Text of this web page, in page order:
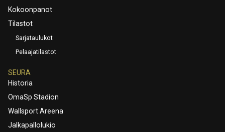
Kokoonpanot
Tilastot
Sarjataulukot
Pelaajatilastot
SEURA
Historia
OmaSp Stadion
Wallsport Areena
Jalkapallolukio